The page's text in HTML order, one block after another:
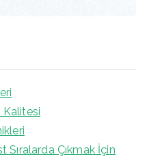
Kalitesi
Çıkmak İçin